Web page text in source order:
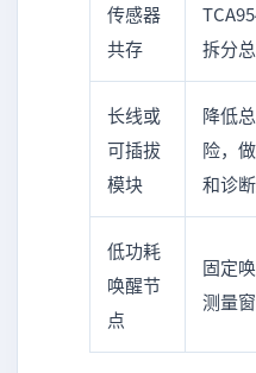
传感器
共存
拆分
长线或
可插拔
模块
降低
险，
和诊
低功耗
唤醒节
点
固定
测量